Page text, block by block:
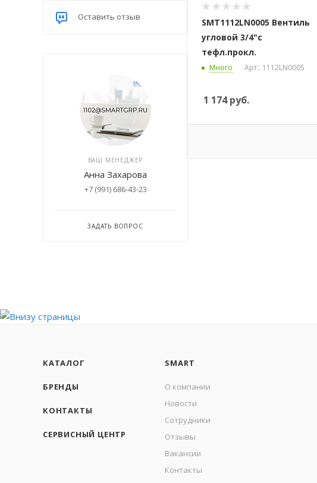
SMT1112LN0005 Вентиль
угловой 3/4"с
тефл.прокл.
Много Арт.: 1112LN0005
1 174руб.
Оставить отзыв
ВАШ МЕНЕДЖЕР
Анна Захарова
+7 (991) 686-43-23
ЗАДАТЬ ВОПРОС
КАТАЛОГ
БРЕНДЫ
КОНТАКТЫ
СЕРВИСНЫЙ ЦЕНТР
SMART
О компании
Новости
Сотрудники
Отзывы
Вакансии
Контакты